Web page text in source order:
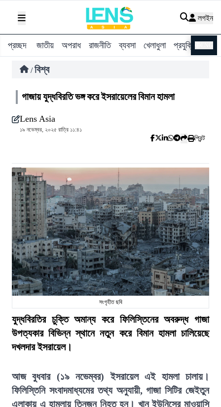
লগইন
প্রচ্ছদ জাতীয় অপরাধ রাজনীতি ব্যবসা খেলাধুলা প্রযুক্তি
/ বিশ্ব
গাজায় যুদ্ধবিরতি ভঙ্গ করে ইসরায়েলের বিমান হামলা
Lens Asia
১৯ নভেম্বর, ২০২৫ রাত্রি ১১:৪১
প্রিন্ট
সংগৃহীত ছবি
যুদ্ধবিরতির চুক্তি অমান্য করে ফিলিস্তিনের অবরুদ্ধ গাজা
উপত্যকার বিভিন্ন স্থানে নতুন করে বিমান হামলা চালিয়েছে
দখলদার ইসরায়েল।
আজ বুধবার (১৯ নভেম্বর) ইসরায়েল এই হামলা চালায়।
ফিলিস্তিনি সংবাদমাধ্যমের তথ্য অনুযায়ী, গাজা সিটির জেইতুন
এলাকায় এ হামলায় তিনজন নিহত হন। খান ইউনিসের মাওয়াসি